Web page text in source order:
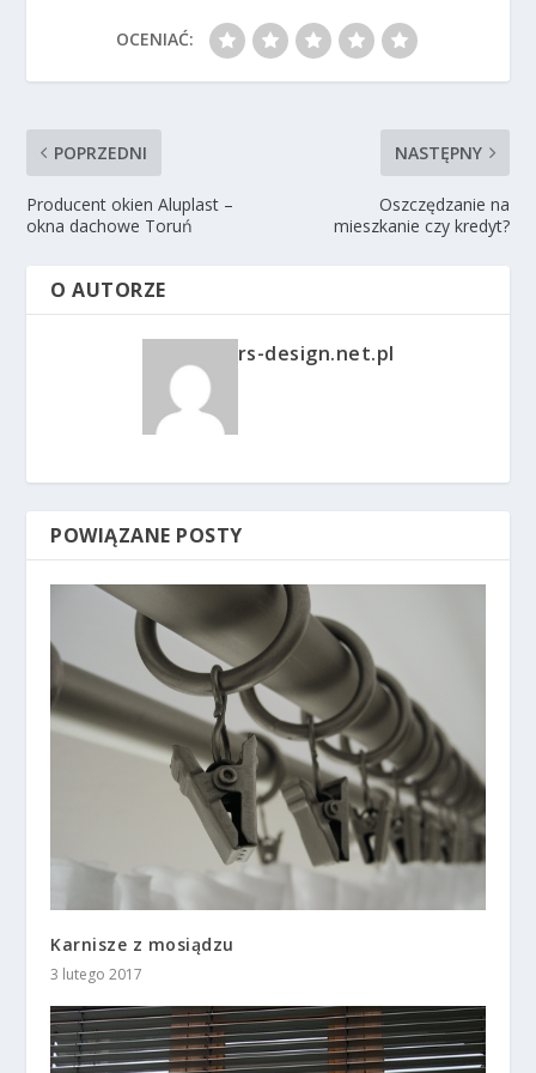
OCENIAĆ:
POPRZEDNI
Producent okien Aluplast –
okna dachowe Toruń
NASTĘPNY
Oszczędzanie na
mieszkanie czy kredyt?
O AUTORZE
rs-design.net.pl
POWIĄZANE POSTY
Karnisze z mosiądzu
3 lutego 2017